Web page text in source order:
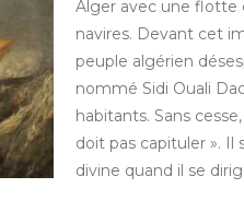
Alger avec une flotte
navires. Devant cet
peuple algérien
nommé Sidi Ouali
habitants. Sans
doit pas capituler ». Il
divine quand il se